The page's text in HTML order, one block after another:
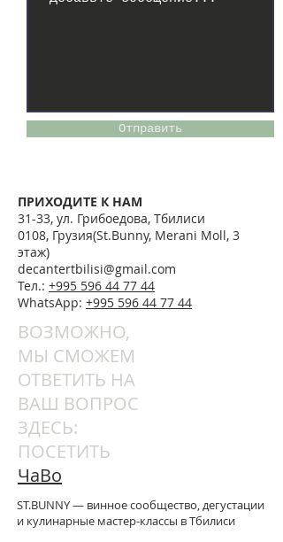
Отправить
​ПРИХОДИТЕ К НАМ
31-33, ул. Грибоедова, Тбилиси
0108, Грузия(St.Bunny, Merani Moll, 3
этаж)
decantertbilisi@gmail.com
Тел.: +995 596 44 77 44
WhatsApp: +995 596 44 77 44
ВОЗМОЖНО,
МЫ СМОЖЕМ
ОТВЕТИТЬ НА
ВАШ ВОПРОС
ЗДЕСЬ:
ПОСЕТИТЬ
ЧаВо
ST.BUNNY — винное сообщество, дегустации
и кулинарные мастер-классы в Тбилиси